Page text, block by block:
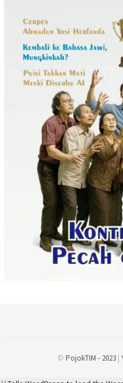
© PojokTIM - 2023 |